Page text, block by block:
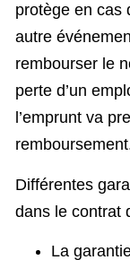
protège en cas
autre
rembourser le
perte d’un
l’emprunt va
Différentes
dans le contrat
La